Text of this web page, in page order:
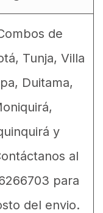
de
Tunja, Villa
Duitama,
y
al
para
del envio.